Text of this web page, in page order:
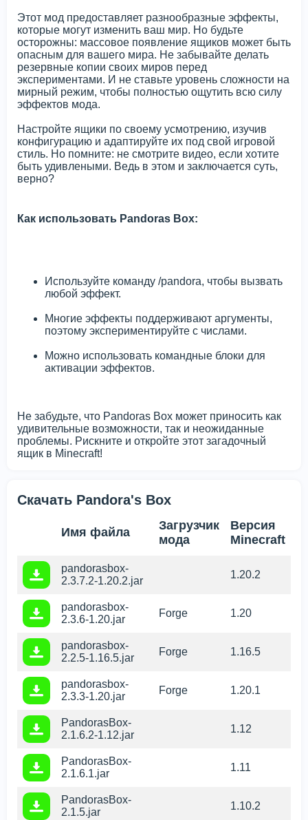
Этот мод предоставляет разнообразные эффекты,
которые могут изменить ваш мир. Но будьте
осторожны: массовое появление ящиков может быть
опасным для вашего мира. Не забывайте делать
резервные копии своих миров перед
экспериментами. И не ставьте уровень сложности на
мирный режим, чтобы полностью ощутить всю силу
эффектов мода.
Настройте ящики по своему усмотрению, изучив
конфигурацию и адаптируйте их под свой игровой
стиль. Но помните: не смотрите видео, если хотите
быть удивлеными. Ведь в этом и заключается суть,
верно?
Как использовать Pandoras Box:
Используйте команду /pandora, чтобы вызвать
любой эффект.
Многие эффекты поддерживают аргументы,
поэтому экспериментируйте с числами.
Можно использовать командные блоки для
активации эффектов.
Не забудьте, что Pandoras Box может приносить как
удивительные возможности, так и неожиданные
проблемы. Рискните и откройте этот загадочный
ящик в Minecraft!
Скачать Pandora's Box
Имя файла
Загрузчик
мода
Версия
Minecraft
pandorasbox-
2.3.7.2-1.20.2.jar
1.20.2
pandorasbox-
2.3.6-1.20.jar
Forge 1.20
pandorasbox-
2.2.5-1.16.5.jar
Forge 1.16.5
pandorasbox-
2.3.3-1.20.jar
Forge 1.20.1
PandorasBox-
2.1.6.2-1.12.jar
1.12
PandorasBox-
2.1.6.1.jar
1.11
PandorasBox-
2.1.5.jar
1.10.2